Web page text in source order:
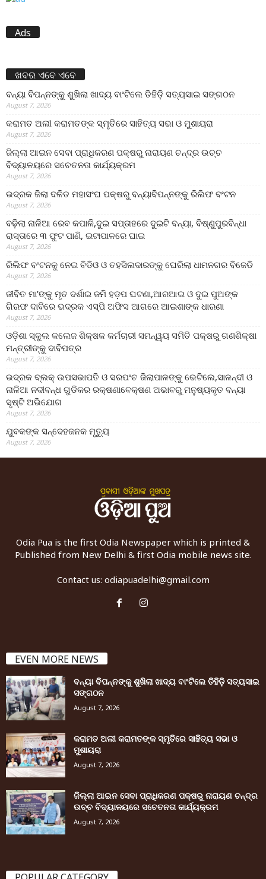
Ads
ଖବର ଏବେ ଏବେ
ବନ୍ୟା ବିପନ୍ନଙ୍କୁ ଶୁଖିଲା ଖାଦ୍ୟ ବାଂଟିଲେ ତିହିଡି଼ ସତ୍ୟସାଇ ସଙ୍ଗଠନ
August 7, 2026
କରାମତ ଅଲୀ କରାମତଙ୍କ ସ୍ମୃତିରେ ସାହିତ୍ୟ ସଭା ଓ ମୁଶାୟରା
August 7, 2026
ଜିଲ୍ଲା ଆଇନ ସେବା ପ୍ରାଧିକରଣ ପକ୍ଷରୁ ନାରାୟଣ ଚନ୍ଦ୍ର ଉଚ୍ଚ
ବିଦ୍ୟାଳୟରେ ସଚେତନତା କାର୍ଯ୍ୟକ୍ରମ
August 7, 2026
ଭଦ୍ରକ ଜିଲା ଦଳିତ ମହାସଂଘ ପକ୍ଷରୁ ବନ୍ୟାବିପନ୍ନଙ୍କୁ ରିଲିଫ ବଂଟନ
August 7, 2026
ବଢ଼ିଲା ନାଳିଆ ରେବ କପାଳି,ଦୁଇ ସପ୍ତାହରେ ଦୁଇଟି ବନ୍ୟା, ବିଷ୍ଣୁପୁରବିନ୍ଧା
ରାସ୍ତାରେ ୩ ଫୁଟ ପାଣି, ଇଟାପାଳରେ ଘାଇ
August 7, 2026
ରିଲିଫ ବଂଟନକୁ ନେଇ ବିଡିଓ ଓ ତହସିଲଦାରଙ୍କୁ ଘେରିଲା ଧାମନଗର ବିଜେଡି
August 7, 2026
ଜୀବିତ ମା’ଙ୍କୁ ମୃତ ଦର୍ଶାଇ ଜମି ହଡ଼ପ ଘଟଣା,ଆରଆଇ ଓ ଦୁଇ ପୁଅଙ୍କ
ଗିରଫ ଦାବିରେ ଭଦ୍ରକ ଏସ୍‌ପି ଅଫିସ ଆଗରେ ଆଇଶାଙ୍କ ଧାରଣା
August 7, 2026
ଓଡ଼ିଶା ସ୍କୁଲ କଲେଜ ଶିକ୍ଷକ କର୍ମଚାରୀ ସମନ୍ୱୟ ସମିତି ପକ୍ଷରୁ ଗଣଶିକ୍ଷା
ମନ୍ତ୍ରୀଙ୍କୁ ଦାବିପତ୍ର
August 7, 2026
ଭଦ୍ରକ ବ୍ଲକ୍ ଉପସଭାପତି ଓ ସରପଂଚ ଜିଲାପାଳଙ୍କୁ ଭେଟିଲେ,ସାଳନ୍ଦୀ ଓ
ନାଳିଆ ନଦୀବନ୍ଧ ଗୁଡିକର ରକ୍ଷଣାବେକ୍ଷଣ ଅଭାବରୁ ମନୁଷ୍ୟକୃତ ବନ୍ୟା
ସୃଷ୍ଟି ଅଭିଯୋଗ
August 7, 2026
ଯୁବକଙ୍କ ସନ୍ଦେହଜନକ ମୃତ୍ୟୁ
August 7, 2026
Odia Pua is the first Odia Newspaper which is printed &
Published from New Delhi & first Odia mobile news site.
Contact us: odiapuadelhi@gmail.com
EVEN MORE NEWS
ବନ୍ୟା ବିପନ୍ନଙ୍କୁ ଶୁଖିଲା ଖାଦ୍ୟ ବାଂଟିଲେ ତିହିଡି଼ ସତ୍ୟସାଇ
ସଙ୍ଗଠନ
August 7, 2026
କରାମତ ଅଲୀ କରାମତଙ୍କ ସ୍ମୃତିରେ ସାହିତ୍ୟ ସଭା ଓ
ମୁଶାୟରା
August 7, 2026
ଜିଲ୍ଲା ଆଇନ ସେବା ପ୍ରାଧିକରଣ ପକ୍ଷରୁ ନାରାୟଣ ଚନ୍ଦ୍ର
ଉଚ୍ଚ ବିଦ୍ୟାଳୟରେ ସଚେତନତା କାର୍ଯ୍ୟକ୍ରମ
August 7, 2026